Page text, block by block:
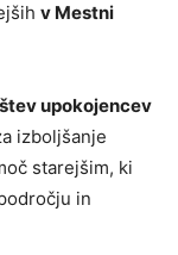
v Mestni
upokojencev
izboljšanje
starejšim, ki
in